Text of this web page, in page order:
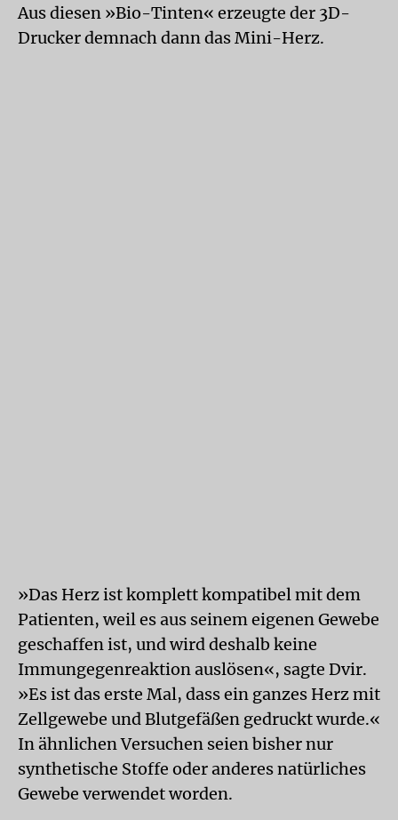
Aus diesen »Bio-Tinten« erzeugte der 3D-
Drucker demnach dann das Mini-Herz.
»Das Herz ist komplett kompatibel mit dem
Patienten, weil es aus seinem eigenen Gewebe
geschaffen ist, und wird deshalb keine
Immungegenreaktion auslösen«, sagte Dvir.
»Es ist das erste Mal, dass ein ganzes Herz mit
Zellgewebe und Blutgefäßen gedruckt wurde.«
In ähnlichen Versuchen seien bisher nur
synthetische Stoffe oder anderes natürliches
Gewebe verwendet worden.